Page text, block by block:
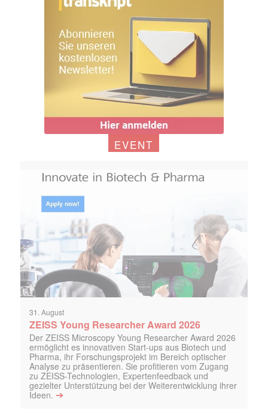
EVENT
31. August
ZEISS Young Researcher Award 2026
Der ZEISS Microscopy Young Researcher Award 2026
ermöglicht es innovativen Start-ups aus Biotech und
Pharma, ihr Forschungsprojekt im Bereich optischer
Analyse zu präsentieren. Sie profitieren vom Zugang
zu ZEISS-Technologien, Expertenfeedback und
gezielter Unterstützung bei der Weiterentwicklung ihrer
Ideen. ➔